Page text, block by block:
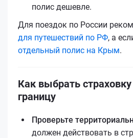
полис дешевле.
Для поездок по России
для путешествий по РФ, а
отдельный полис на Крым.
Как выбрать
границу
Проверьте
должен действовать в